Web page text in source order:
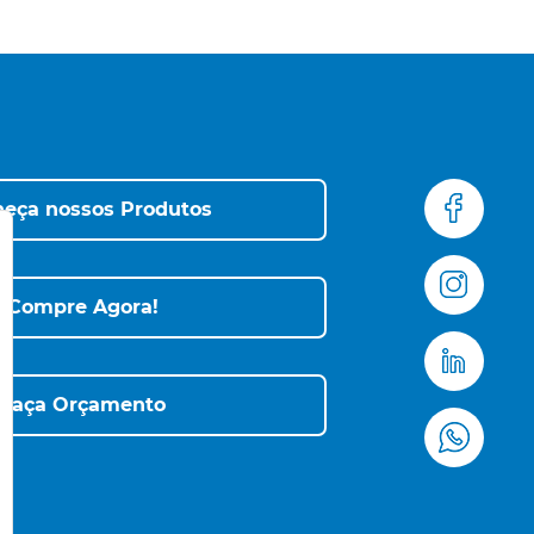
nossos Produtos
Compre Agora!
Faça Orçamento